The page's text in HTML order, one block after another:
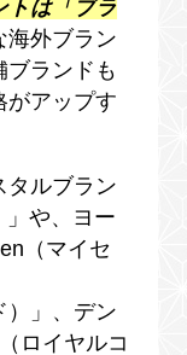
トは「ブラ
海外ブラン
ブランドも
がアップす
タルブラン
」や、ヨー
（マイセ
）」、デン
ロイヤルコ